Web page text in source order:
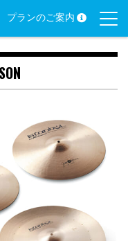
プランのご案内